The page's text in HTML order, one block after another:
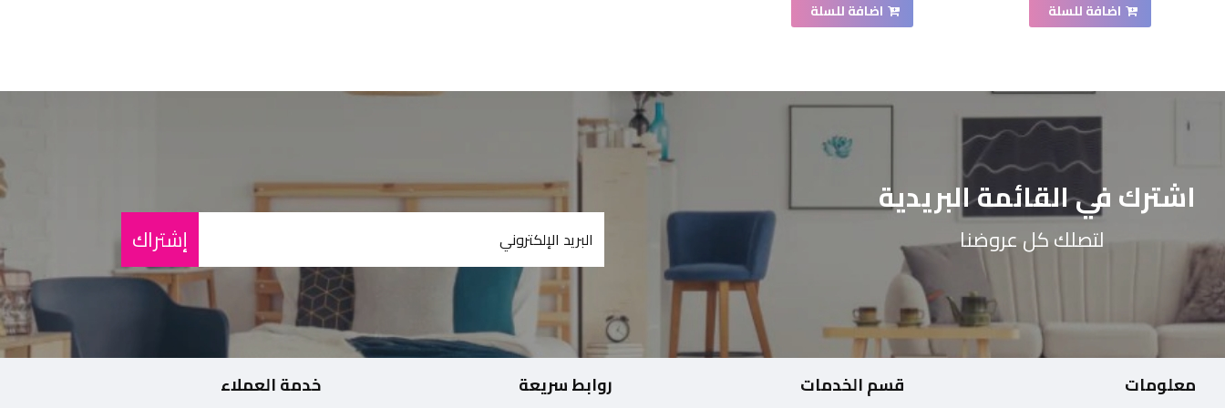
اضافة للسلة اضافة للسلة
اشترك في القائمة البريدية
لتصلك كل عروضنا إشتراك
معلومات قسم الخدمات روابط سريعة خدمة العملاء